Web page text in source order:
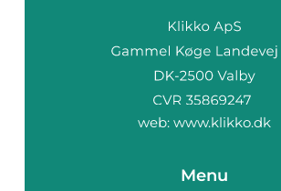
web: www.klikko.dk
Menu